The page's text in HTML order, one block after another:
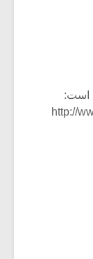
است:
http://